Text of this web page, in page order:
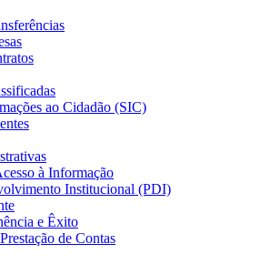
ao Cidadão (SIC)
à Informação
Institucional (PDI)
e Êxito
de Contas